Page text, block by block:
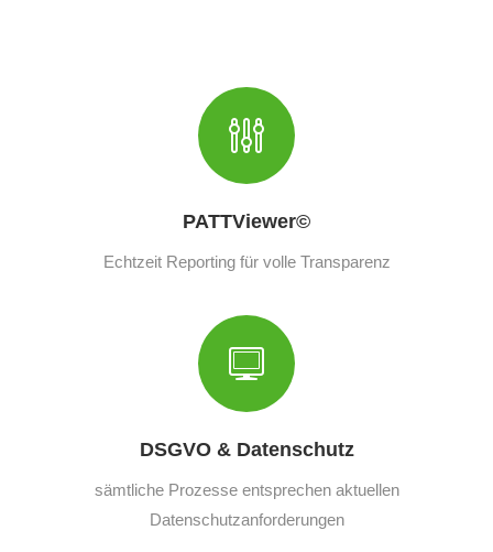
PATTViewer©
Echtzeit Reporting für volle Transparenz
DSGVO & Datenschutz
sämtliche Prozesse entsprechen aktuellen
Datenschutzanforderungen